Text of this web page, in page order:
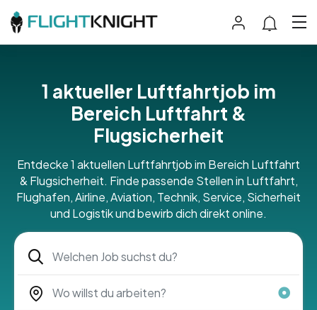
1 aktueller Luftfahrtjob im
Bereich Luftfahrt &
Flugsicherheit
Entdecke 1 aktuellen Luftfahrtjob im Bereich Luftfahrt
& Flugsicherheit. Finde passende Stellen in Luftfahrt,
Flughafen, Airline, Aviation, Technik, Service, Sicherheit
und Logistik und bewirb dich direkt online.